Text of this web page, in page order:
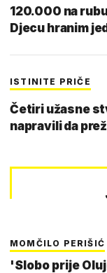
120.000 na
Djecu hranim
ISTINITE PRIČE
Četiri užasne
napravili da
MOMČILO PERIŠIĆ
'Slobo prije